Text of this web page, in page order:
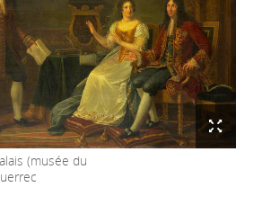
(musée du